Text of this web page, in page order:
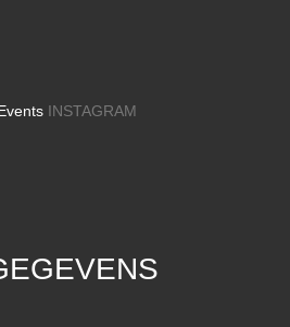
INSTAGRAM